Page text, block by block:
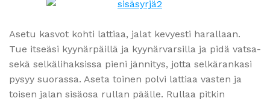
Asetu kasvot kohti lattiaa, jalat kevyesti harallaan.
Tue itseäsi kyynärpäillä ja kyynärvarsilla ja pidä vatsa-
sekä selkälihaksissa pieni jännitys, jotta selkärankasi
pysyy suorassa. Aseta toinen polvi lattiaa vasten ja
toisen jalan sisäosa rullan päälle. Rullaa pitkin